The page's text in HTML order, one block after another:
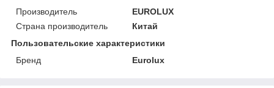
Производитель
EUROLUX
Страна производитель
Китай
Пользовательские характеристики
Бренд
Eurolux